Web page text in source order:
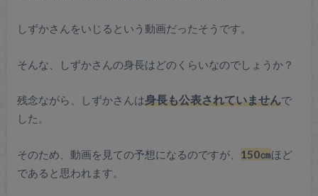
しずかさんをいじるという動画だったそうです。
そんな、しずかさんの身長はどのくらいなのでしょうか？
残念ながら、しずかさんは身長も公表されていませんで
した。
そのため、動画を見ての予想になるのですが、 150㎝ほど
であると思われます。